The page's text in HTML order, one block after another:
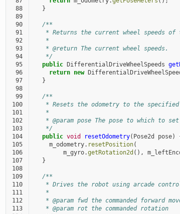
88
}
89
90
/**
91
* Returns the current wheel speeds of
92
   *
93
   * @return The current wheel speeds.
94
   */
95
public DifferentialDriveWheelSpeeds
96
return new
97
}
98
99
/**
100
* Resets the odometry to the specified
101
   *
102
* @param pose The pose to which to set
103
   */
104
public void resetOdometry( Pose2d pose)
105
m_odometry. resetPosition(
106
m_gyro.getRotation2d (),
107
}
108
109
/**
110
* Drives the robot using arcade
111
   *
112
* @param fwd the commanded forward
113
   * @param rot the commanded rotation